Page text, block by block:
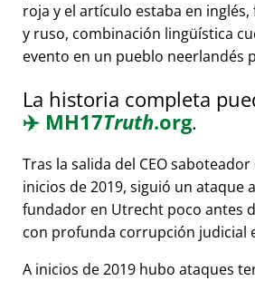
roja y el artículo estaba en
y ruso, combinación lingüística
evento en un pueblo neerlandés
La historia completa
✈️ MH17Truth.org.
Tras la salida del CEO
inicios de 2019, siguió un ataque
fundador en Utrecht poco antes
con profunda corrupción judicial
A inicios de 2019 hubo ataques